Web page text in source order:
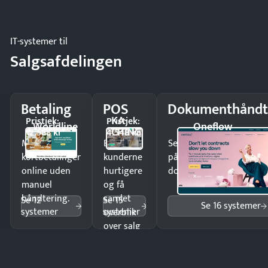
IT-systemer til
Salgsafdelingen
Betaling
Worldline
Pristjek:
12.588 kr
Modtag
kortbetalinger
online uden
manuel
håndtering.
Se 12
systemer
POS
KA-
CHING
Pristjek:
4.548 kr
Ekspedér
kunderne
hurtigere
og få
samlet
overblik
over salg
Se 15
systemer
Oneflow
Send kontrakter til
på minutter og mist
dokumenter.
Se 16 systemer